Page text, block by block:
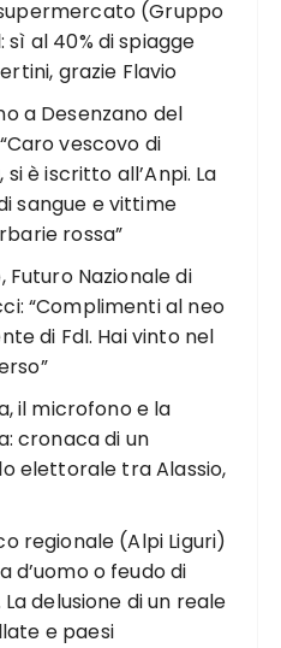
(Gruppo
al 40% di spiagge
grazie Flavio
a Desenzano del
vescovo di
si è iscritto all’Anpi. La
sangue e vittime
rossa”
Futuro Nazionale di
“Complimenti al neo
di FdI. Hai vinto nel
il microfono e la
cronaca di un
elettorale tra Alassio,
regionale (Alpi Liguri)
d’uomo o feudo di
delusione di un reale
e paesi